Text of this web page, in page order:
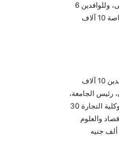
الوافدين 3800 دولار ، وقررت الجامعة أن تكون مصروفات كلية الإعلام 18 ألف جنيه للشبعة العربى، وللوافدين 6
آلاف دولار، و20 ألف جنيه للشعبة الإنجليزى، وللوافدين 6 آلاف دولار، ومصروفات كلية التربية الخاصة 10 آلاف
حيث تضم جامعة المستقبل عدد 6 كليات تبلغ مصروفات كلية الصيدلة 47 ألف جنيه وللطلاب الوافدين 10 آلاف
عبادة سرحان، رئيس الجامعة،
إن المصروفات الدراسية لكلية الهندسة والتكنولوجيا بلغت 43 ألف جنيه، وللوافدين 8700 دولار، وكلية التجارة 30
الاقصاد والعلوم
السياسية 30 ألف جنيه وللطلاب الوافدين 6960 دولار، وكلية الكمبيوتر وتكنولوجيا المعلومات 30 ألف جنيه